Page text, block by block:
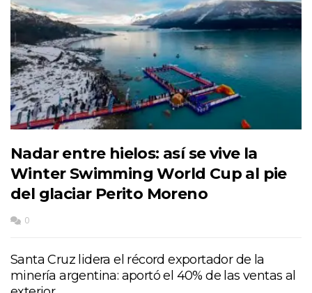
Nadar entre hielos: así se vive la
Winter Swimming World Cup al pie
del glaciar Perito Moreno
0
Santa Cruz lidera el récord exportador de la
minería argentina: aportó el 40% de las ventas al